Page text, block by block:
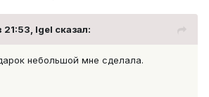
21:53, Igel сказал:
небольшой мне сделала.